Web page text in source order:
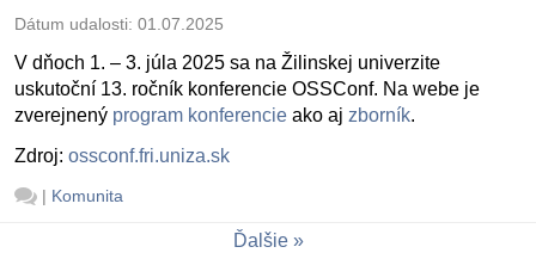
Dátum udalosti: 01.07.2025
V dňoch 1. – 3. júla 2025 sa na Žilinskej univerzite
uskutoční 13. ročník konferencie OSSConf. Na webe je
zverejnený program konferencie ako aj zborník.
Zdroj: ossconf.fri.uniza.sk
| Komunita
Ďalšie